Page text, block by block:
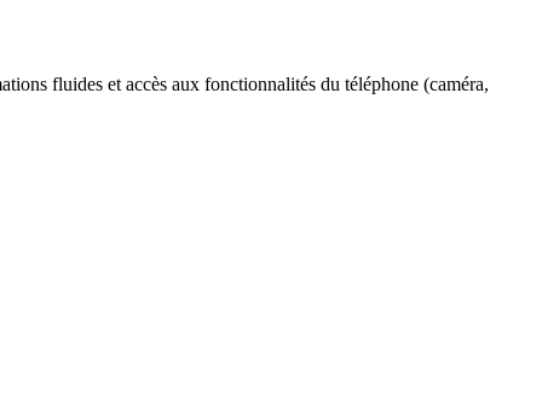
fluides et accès aux fonctionnalités du téléphone (caméra,